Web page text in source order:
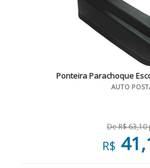
Ponteira Parachoque
AUTO
De R$
R$